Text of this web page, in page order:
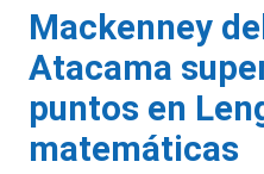
Mackenney
Atacama
puntos en
matemáticas